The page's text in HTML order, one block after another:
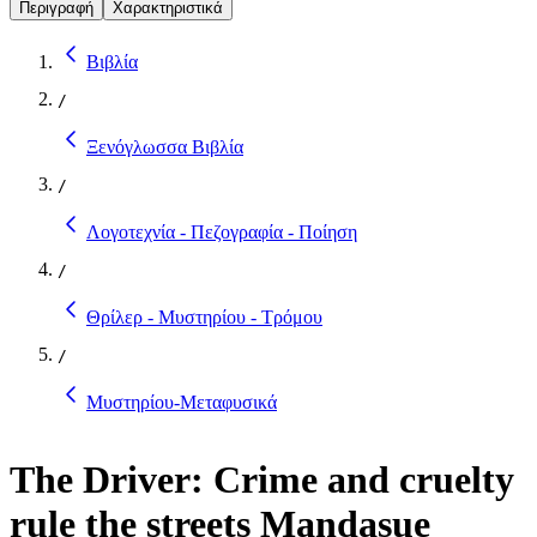
Περιγραφή Χαρακτηριστικά
Βιβλία
/
Ξενόγλωσσα Βιβλία
/
Λογοτεχνία - Πεζογραφία - Ποίηση
/
Θρίλερ - Μυστηρίου - Τρόμου
/
Μυστηρίου-Μεταφυσικά
The Driver: Crime and cruelty
rule the streets Mandasue